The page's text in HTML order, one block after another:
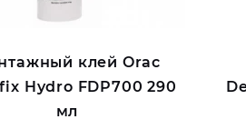
клей Orac
Hydro FDP700 290
мл